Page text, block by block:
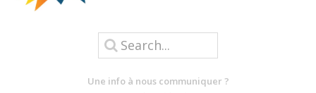
Une info à nous communiquer ?